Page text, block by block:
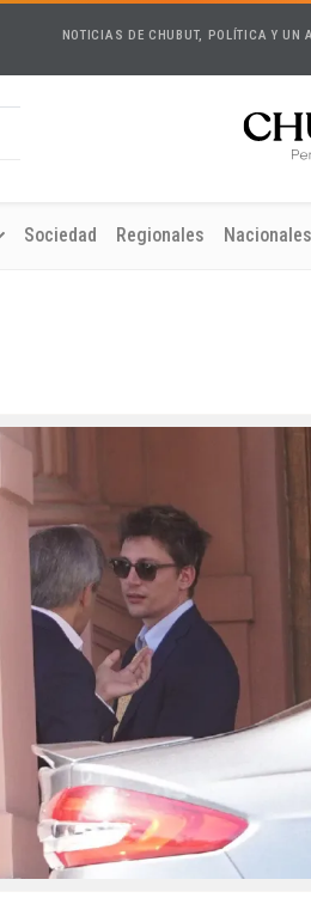
NOTICIAS DE CHUBUT, POLÍTICA Y UN
Sociedad Regionales Nacionales